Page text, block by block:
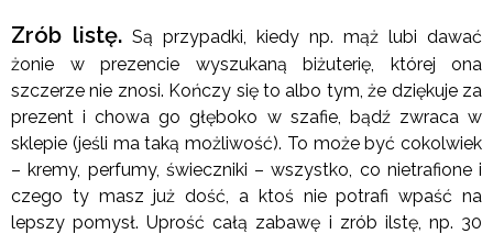
Zrób listę. Są przypadki, kiedy np. mąż lubi dawać
żonie w prezencie wyszukaną biżuterię, której ona
szczerze nie znosi. Kończy się to albo tym, że dziękuje za
prezent i chowa go głęboko w szafie, bądź zwraca w
sklepie (jeśli ma taką możliwość). To może być cokolwiek
– kremy, perfumy, świeczniki – wszystko, co nietrafione i
czego ty masz już dość, a ktoś nie potrafi wpaść na
lepszy pomysł. Uprość całą zabawę i zrób ilstę, np. 30